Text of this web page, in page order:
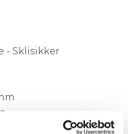
- Sklisikker